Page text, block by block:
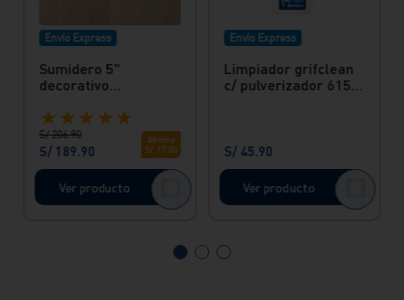
Envío Express
Sumidero 5"
decorativo
Vainsa
★★★★★
S/ 206.90
S/ 189.90
Ahorra
S/ 17. 00
Ver producto
Envío Express
Limpiador grifclean
c/ pulverizador 615
S/ 45.90
Ver producto